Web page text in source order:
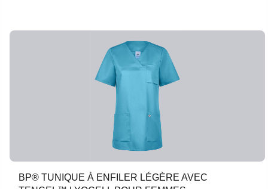
BP® TUNIQUE À ENFILER LÉGÈRE AVEC